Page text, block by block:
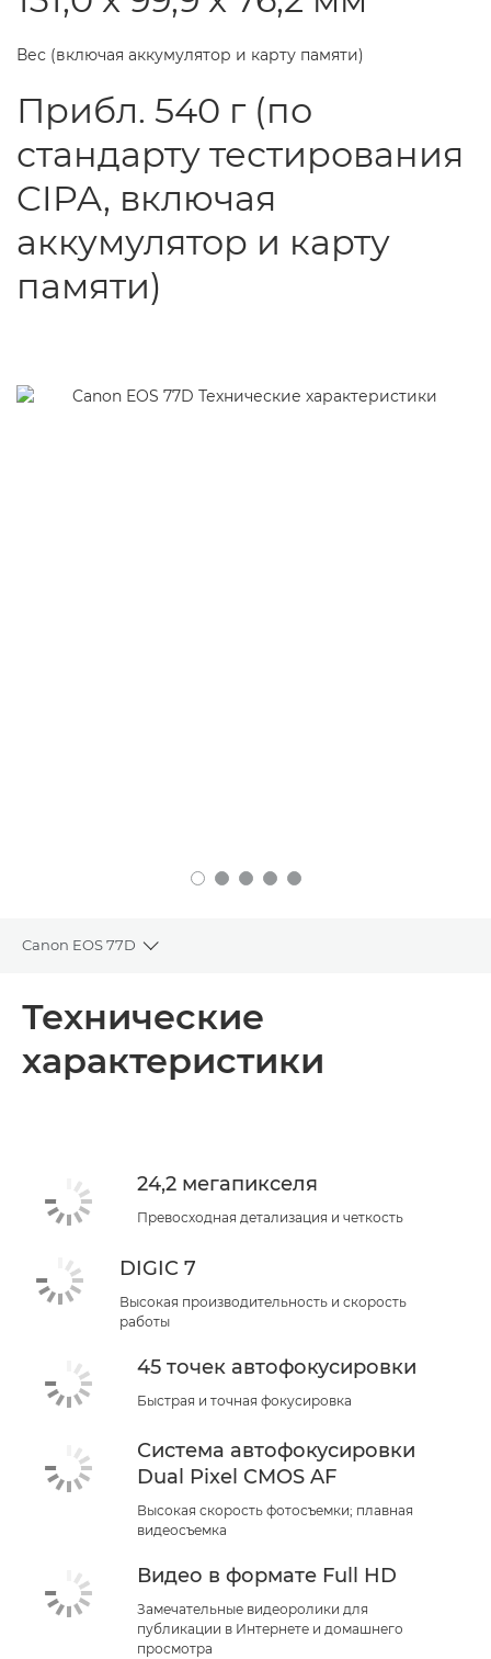
Вес (включая аккумулятор и карту памяти)
Прибл. 540 г (по
стандарту тестирования
CIPA, включая
аккумулятор и карту
памяти)
Canon EOS 77D
Toggle breadcrumbs
Технические характеристики
Технические
характеристики
24,2 мегапикселя
Превосходная детализация и четкость
DIGIC 7
Высокая производительность и скорость
работы
45 точек автофокусировки
Быстрая и точная фокусировка
Система автофокусировки
Dual Pixel CMOS AF
Высокая скорость фотосъемки; плавная
видеосъемка
Видео в формате Full HD
Замечательные видеоролики для
публикации в Интернете и домашнего
просмотра